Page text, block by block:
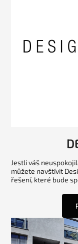
Jestli váš
můžete navštívit
řešení, které bude